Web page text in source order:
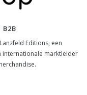
B2B
Editions, een
internationale marktleider